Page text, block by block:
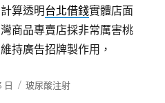
算透明台北借錢實體店面
商品專賣店採非常厲害桃
持廣告招牌製作用，
日
分
玻尿酸注射